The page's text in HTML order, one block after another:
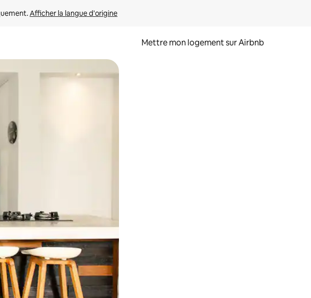
Afficher la langue d'origine
Mettre mon logement sur Airbnb
en appuyant et en faisant glisser.